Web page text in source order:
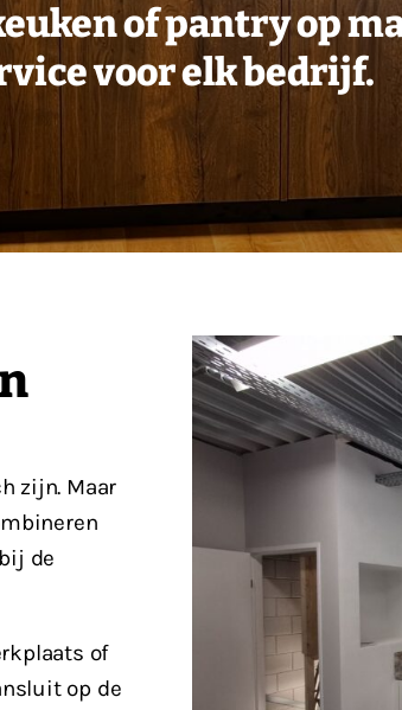
of pantry op
voor elk bedrijf.
zijn. Maar
de
of
op de